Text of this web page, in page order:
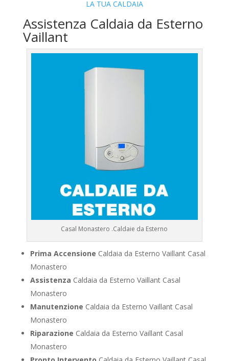
LA TUA CALDAIA
Assistenza Caldaia da Esterno
Vaillant
Casal Monastero .Caldaie da Esterno
Prima Accensione Caldaia da Esterno Vaillant Casal
Monastero
Assistenza Caldaia da Esterno Vaillant Casal
Monastero
Manutenzione Caldaia da Esterno Vaillant Casal
Monastero
Riparazione Caldaia da Esterno Vaillant Casal
Monastero